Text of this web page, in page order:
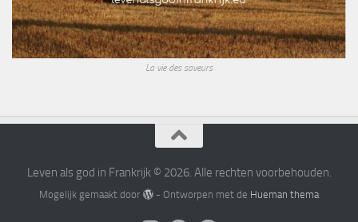
La vie des saveurs
Leven als god in Frankrijk © 2026. Alle rechten voorbehouden.
Mogelijk gemaakt door - Ontworpen met de Hueman thema